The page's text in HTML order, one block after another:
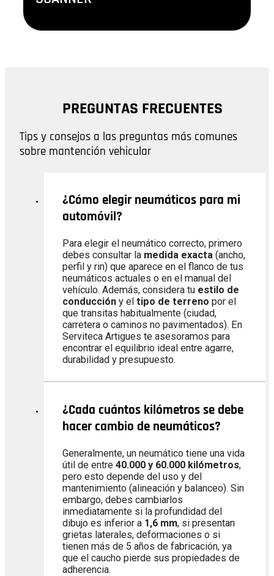
PREGUNTAS FRECUENTES
Tips y consejos a las preguntas más comunes
sobre mantención vehicular
¿Cómo elegir neumáticos para mi
automóvil?
Para elegir el neumático correcto, primero
debes consultar la medida exacta (ancho,
perfil y rin) que aparece en el flanco de tus
neumáticos actuales o en el manual del
vehículo. Además, considera tu estilo de
conducción y el tipo de terreno por el
que transitas habitualmente (ciudad,
carretera o caminos no pavimentados). En
Serviteca Artigues te asesoramos para
encontrar el equilibrio ideal entre agarre,
durabilidad y presupuesto.
¿Cada cuántos kilómetros se debe
hacer cambio de neumáticos?
Generalmente, un neumático tiene una vida
útil de entre 40.000 y 60.000 kilómetros,
pero esto depende del uso y del
mantenimiento (alineación y balanceo). Sin
embargo, debes cambiarlos
inmediatamente si la profundidad del
dibujo es inferior a 1,6 mm, si presentan
grietas laterales, deformaciones o si
tienen más de 5 años de fabricación, ya
que el caucho pierde sus propiedades de
adherencia.